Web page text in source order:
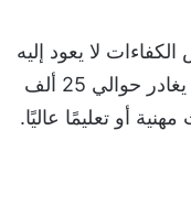
لا يعود إليه
وحده، بل توجد فجوة بين المهارات المكتسبة ومتطلبات سوق العمل، حيث يغادر حوالي 25 ألف